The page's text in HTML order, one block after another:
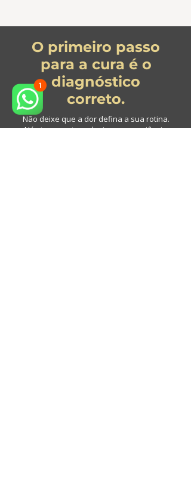
O primeiro passo
para a cura é o
diagnóstico
correto.
Não deixe que a dor defina a sua rotina.
Nós temos a tecnologia e a experiência